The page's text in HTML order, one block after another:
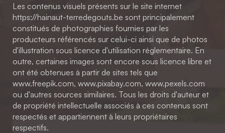
Les contenus visuels présents sur le site internet
https://hainaut-terredegouts.be sont principalement
constitués de photographies fournies par les
producteurs référencés sur celui-ci ainsi que de photos
d'illustration sous licence d'utilisation réglementaire. En
outre, certaines images sont encore sous licence libre et
ont été obtenues à partir de sites tels que
www.freepik.com, www.pixabay.com, www.pexels.com
ou d'autres sources similaires. Tous les droits d'auteur et
de propriété intellectuelle associés à ces contenus sont
respectés et appartiennent à leurs propriétaires
respectifs.